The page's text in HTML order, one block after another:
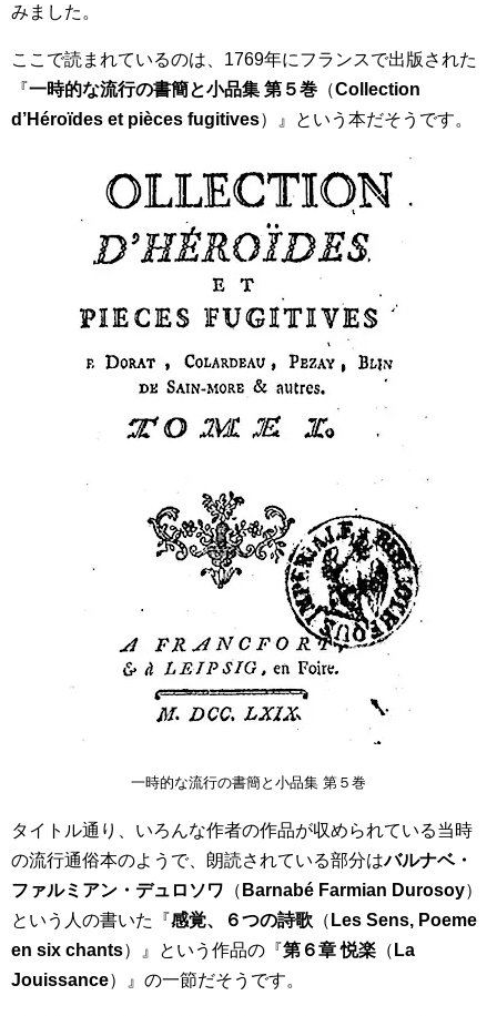
みました。
ここで読まれているのは、1769年にフランスで出版された
『一時的な流行の書簡と小品集 第５巻 （Collection
d’Héroïdes et pièces fugitives）』という本だそうです。
一時的な流行の書簡と小品集 第５巻
タイトル通り、いろんな作者の作品が収められている当時
の流行通俗本のようで、朗読されている部分はバルナベ・
ファルミアン・デュロソワ （ Barnabé Farmian Durosoy）
という人の書いた『感覚、６つの詩歌 （ Les Sens, Poeme
en six chants）』という作品の『第６章 悦楽 （ La
Jouissance）』の一節だそうです。